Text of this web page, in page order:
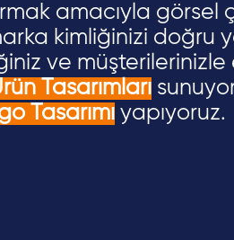
amacıyla görsel
kimliğinizi doğru
ve
Tasarımları
Tasarımı yapıyoruz.